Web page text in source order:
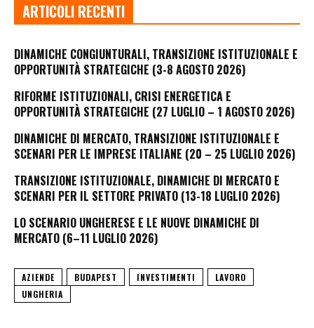
ARTICOLI RECENTI
DINAMICHE CONGIUNTURALI, TRANSIZIONE ISTITUZIONALE E
OPPORTUNITÀ STRATEGICHE (3-8 AGOSTO 2026)
RIFORME ISTITUZIONALI, CRISI ENERGETICA E
OPPORTUNITÀ STRATEGICHE (27 LUGLIO – 1 AGOSTO 2026)
DINAMICHE DI MERCATO, TRANSIZIONE ISTITUZIONALE E
SCENARI PER LE IMPRESE ITALIANE (20 – 25 LUGLIO 2026)
TRANSIZIONE ISTITUZIONALE, DINAMICHE DI MERCATO E
SCENARI PER IL SETTORE PRIVATO (13-18 LUGLIO 2026)
LO SCENARIO UNGHERESE E LE NUOVE DINAMICHE DI
MERCATO (6–11 LUGLIO 2026)
AZIENDE BUDAPEST INVESTIMENTI
LAVORO
UNGHERIA